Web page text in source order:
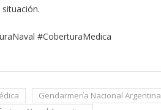
#CoberturaMedica
Gendarmería Nacional Argentina